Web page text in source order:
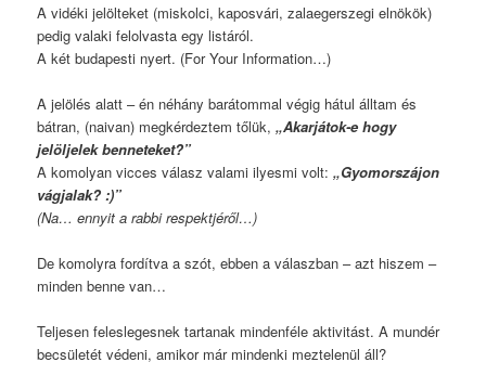
A vidéki jelölteket (miskolci, kaposvári, zalaegerszegi elnökök)
pedig valaki felolvasta egy listáról.
A két budapesti nyert. (For Your Information…)
A jelölés alatt – én néhány barátommal végig hátul álltam és
bátran, (naivan) megkérdeztem tőlük,„Akarjátok-e hogy
jelöljelek benneteket?”
A komolyan vicces válasz valami ilyesmi volt: „Gyomorszájon
vágjalak? :)”
(Na… ennyit a rabbi respektjéről…)
De komolyra fordítva a szót, ebben a válaszban – azt hiszem –
minden benne van…
Teljesen feleslegesnek tartanak mindenféle aktivitást. A mundér
becsületét védeni, amikor már mindenki meztelenül áll?